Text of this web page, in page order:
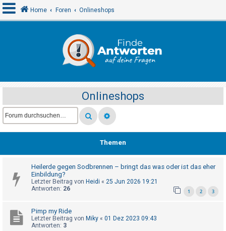
e
l
d
e
R
e
i
Home Foren Onlineshops
Onlineshops
Themen
Heilerde gegen Sodbrennen – bringt das was oder ist das eher
Einbildung?
Letzter Beitrag von Heidi « 25 Jun 2026 19:21
Antworten: 26 1 2 3
Pimp my Ride
Letzter Beitrag von Miky « 01 Dez 2023 09:43
Antworten: 3